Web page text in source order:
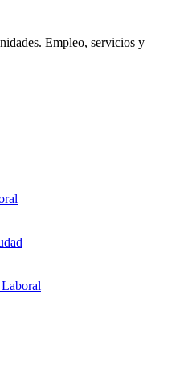
Empleo, servicios y